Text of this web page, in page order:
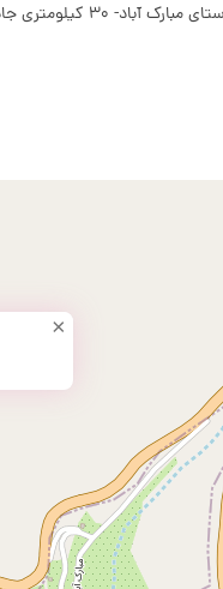
جاده هراز از سمت تهران
×